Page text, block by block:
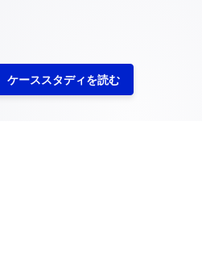
ケーススタディを読む